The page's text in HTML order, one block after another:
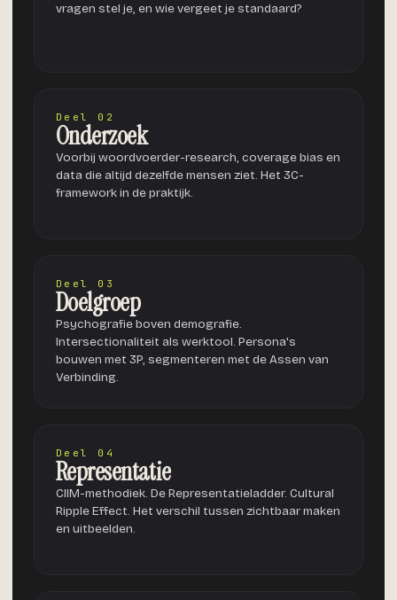
vragen stel je, en wie vergeet je standaard?
Deel 02
Onderzoek
Voorbij woordvoerder-research, coverage bias en
data die altijd dezelfde mensen ziet. Het 3C-
framework in de praktijk.
Deel 03
Doelgroep
Psychografie boven demografie.
Intersectionaliteit als werktool. Persona's
bouwen met 3P, segmenteren met de Assen van
Verbinding.
Deel 04
Representatie
CIIM-methodiek. De Representatieladder. Cultural
Ripple Effect. Het verschil tussen zichtbaar maken
en uitbeelden.